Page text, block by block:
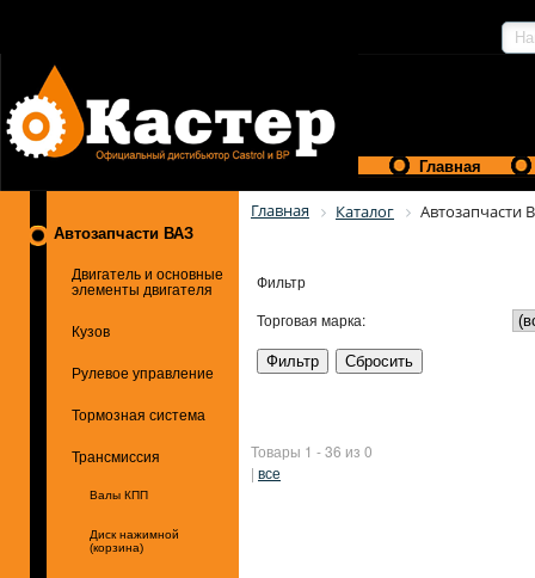
Главная
Автозапчасти ВАЗ
Двигатель и основные
элементы двигателя
Кузов
Рулевое управление
Тормозная система
Трансмиссия
Валы КПП
Диск нажимной
(корзина)
Главная Каталог Автозапчасти
Фильтр
Торговая марка:
Товары 1 - 36 из 0
| все